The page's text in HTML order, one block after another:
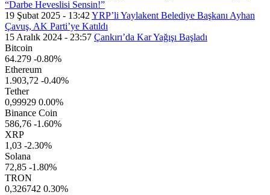
“Darbe Heveslisi Sensin!”
19 Şubat 2025 - 13:42 YRP’li Yaylakent Belediye Başkanı Ayhan
Çavuş, AK Parti’ye Katıldı
15 Aralık 2024 - 23:57 Çankırı’da Kar Yağışı Başladı
Bitcoin
64.279 -0.80%
Ethereum
1.903,72 -0.40%
Tether
0,99929 0.00%
Binance Coin
586,76 -1.60%
XRP
1,03 -2.30%
Solana
72,85 -1.80%
TRON
0,326742 0.30%